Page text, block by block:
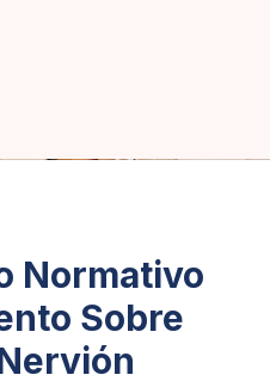
Normativo
Sobre